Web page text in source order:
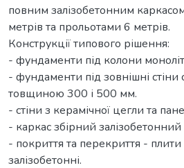
повним залізобетонним
метрів та прольотами 6 метрів.
Конструкції типового рішення:
- фундаменти під колони
- фундаменти під зовнішні стіни
товщиною 300 і 500 мм.
- стіни з керамічної цегли та
- каркас збірний залізобетонний
- покриття та перекриття - плити
залізобетонні.